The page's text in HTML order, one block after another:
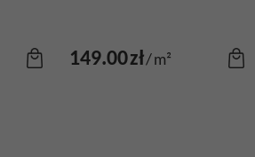
149.00zł/m²